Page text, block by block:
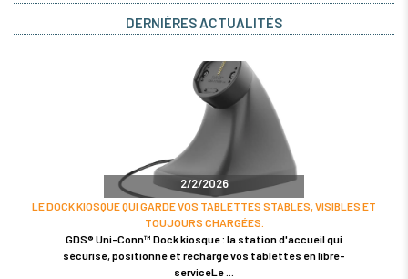
DERNIÈRES ACTUALITÉS
2/2/2026
LE DOCK KIOSQUE QUI GARDE VOS TABLETTES STABLES, VISIBLES ET
TOUJOURS CHARGÉES.
GDS® Uni-Conn™ Dock kiosque : la station d'accueil qui
sécurise, positionne et recharge vos tablettes en libre-
serviceLe